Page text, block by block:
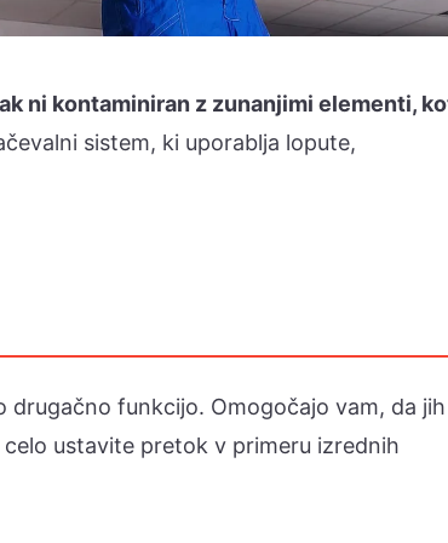
ni kontaminiran z zunanjimi elementi,
sistem, ki uporablja lopute,
funkcijo. Omogočajo vam, da jih
celo ustavite pretok v primeru izrednih